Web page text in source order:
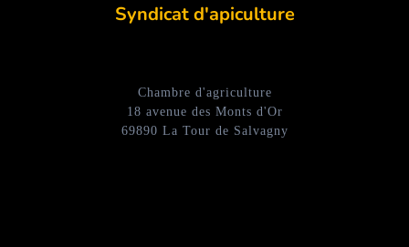
Syndicat d'apiculture
Chambre d'agriculture
18 avenue des Monts d'Or
69890 La Tour de Salvagny